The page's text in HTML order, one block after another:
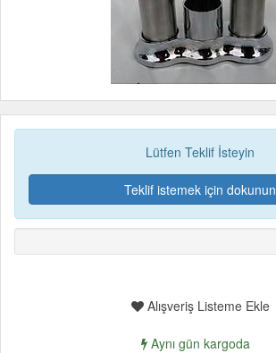
Lütfen Teklif İsteyin
Teklif istemek için dokunun
Alışveriş Listeme Ekle
Aynı gün kargoda